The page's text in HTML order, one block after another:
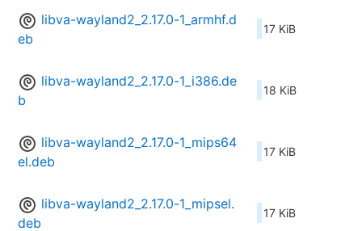
libva-wayland2_2.17.0-1_armhf.d
eb
17 KiB
libva-wayland2_2.17.0-1_i386.de
b
18 KiB
libva-wayland2_2.17.0-1_mips64
el.deb
17 KiB
libva-wayland2_2.17.0-1_mipsel.
deb
17 KiB